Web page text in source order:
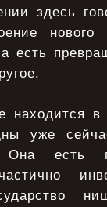
здесь
есть
находится
уже
Она есть